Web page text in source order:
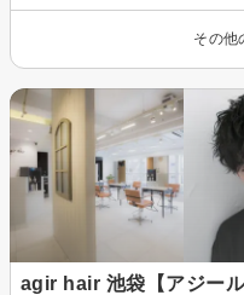
その他
agir hair 池袋【アジー